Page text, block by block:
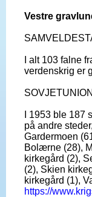
Vestre
I alt 103 falne
verdenskrig er
I 1953 ble
på andre
Gardermoen
Bolærne (28),
kirkegård (2),
(2), Skien
kirkegård (1),
https://